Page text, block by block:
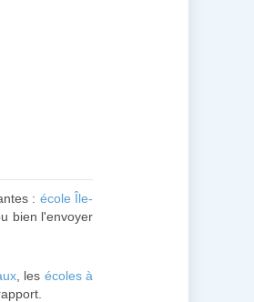
: école Île-
bien l'envoyer
, les écoles à